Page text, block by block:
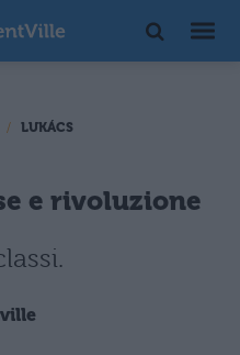
LUKÁCS
e rivoluzione